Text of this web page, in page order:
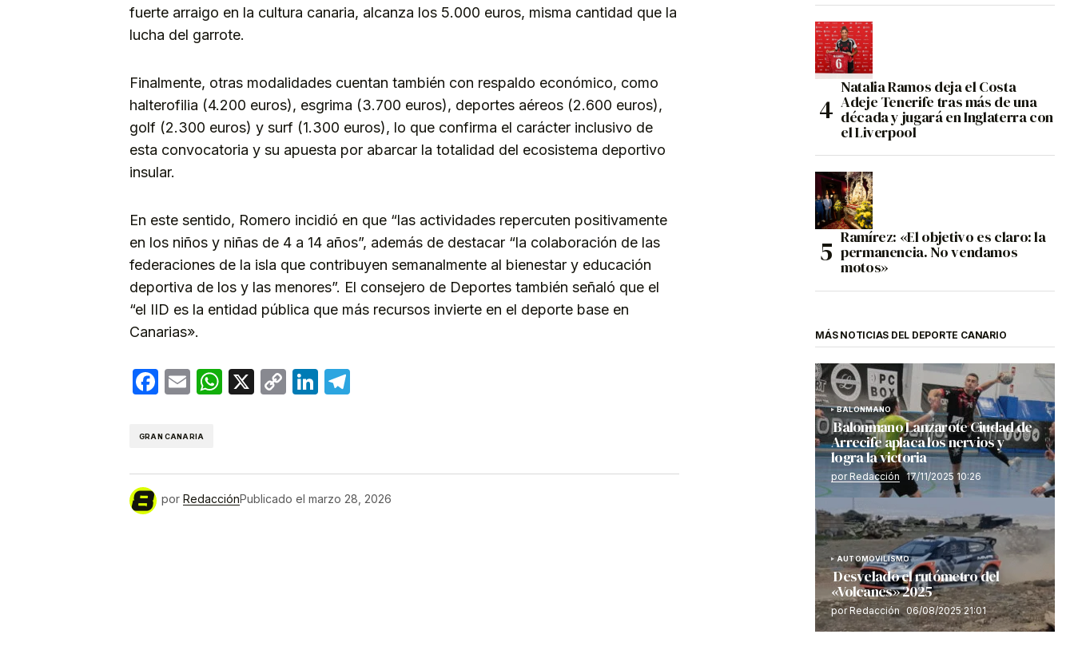
fuerte arraigo en la cultura canaria, alcanza los 5.000 euros, misma cantidad que la
lucha del garrote.
Finalmente, otras modalidades cuentan también con respaldo económico, como
halterofilia (4.200 euros), esgrima (3.700 euros), deportes aéreos (2.600 euros),
golf (2.300 euros) y surf (1.300 euros), lo que confirma el carácter inclusivo de
esta convocatoria y su apuesta por abarcar la totalidad del ecosistema deportivo
insular.
En este sentido, Romero incidió en que “las actividades repercuten positivamente
en los niños y niñas de 4 a 14 años”, además de destacar “la colaboración de las
federaciones de la isla que contribuyen semanalmente al bienestar y educación
deportiva de los y las menores”. El consejero de Deportes también señaló que el
“el IID es la entidad pública que más recursos invierte en el deporte base en
Canarias».
Facebook
EmailWhatsApp
X
CopyLinkedIn
GRAN CANARIA
por RedacciónPublicado el marzo 28, 2026
Natalia Ramos deja el Costa
Adeje Tenerife tras más de una
década y jugará en Inglaterra con
el Liverpool
Ramírez: «El objetivo es claro: la
permanencia. No vendamos
motos»
MÁS NOTICIAS DEL DEPORTE CANARIO
BALONMANO
Balonmano Lanzarote Ciudad de
Arrecife aplaca los nervios y
logra la victoria
por Redacción 17/11/2025 10:26
AUTOMOVILISMO
Desvelado el rutómetro del
«Volcanes» 2025
por Redacción 06/08/2025 21:01